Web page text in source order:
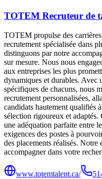
TOTEM Recruteur de
TOTEM propulse des
recrutement spécialisée dans
distinguons par notre
sur mesure. Nous nous
aux entreprises les plus
dynamiques et durables. Avec
spécifiques de chacuns, nous
recrutement personnalisées,
candidats hautement qualifiés
sélection rigoureux et adaptés.
une adéquation parfaite entre
exigences des postes à
des placements réalisés.
accompagner dans votre
www.totemtalent.ca/